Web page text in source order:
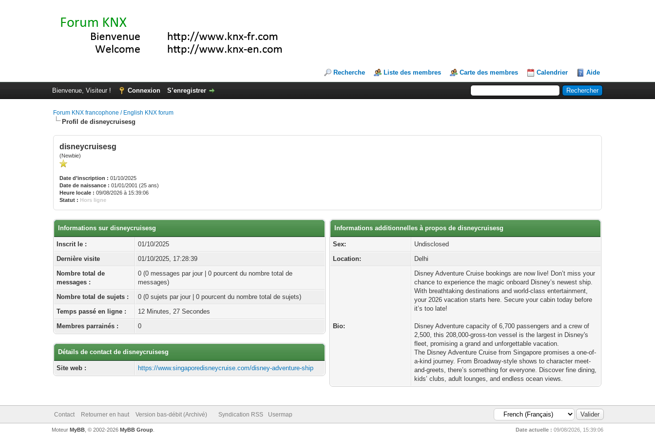
Recherche Liste des membres Carte des membres Calendrier Aide
Bienvenue, Visiteur ! Connexion S’enregistrer
Forum KNX francophone / English KNX forum
Profil de disneycruisesg
disneycruisesg
(Newbie)
Date d’inscription : 01/10/2025
Date de naissance : 01/01/2001 (25 ans)
Heure locale : 09/08/2026 à 15:39:06
Statut : Hors ligne
Informations sur disneycruisesg
Inscrit le :
01/10/2025
Dernière visite
01/10/2025, 17:28:39
Nombre total de
messages :
0 (0 messages par jour | 0 pourcent du nombre total de
messages)
Nombre total de sujets :
0 (0 sujets par jour | 0 pourcent du nombre total de sujets)
Temps passé en ligne :
12 Minutes, 27 Secondes
Membres parrainés :
0
Détails de contact de disneycruisesg
Site web : https://www.singaporedisneycruise.com/disney-adventure-ship
Informations additionnelles à propos de disneycruisesg
Sex:
Undisclosed
Location:
Delhi
Bio:
Disney Adventure Cruise bookings are now live! Don’t miss your
chance to experience the magic onboard Disney’s newest ship.
With breathtaking destinations and world-class entertainment,
your 2026 vacation starts here. Secure your cabin today before
it’s too late!
Disney Adventure capacity of 6,700 passengers and a crew of
2,500, this 208,000-gross-ton vessel is the largest in Disney's
fleet, promising a grand and unforgettable vacation.
The Disney Adventure Cruise from Singapore promises a one-of-
a-kind journey. From Broadway-style shows to character meet-
and-greets, there’s something for everyone. Discover fine dining,
kids’ clubs, adult lounges, and endless ocean views.
Contact Retourner en haut Version bas-débit (Archivé) Syndication RSS Usermap
Date actuelle : 09/08/2026, 15:39:06
Moteur MyBB, © 2002-2026 MyBB Group.